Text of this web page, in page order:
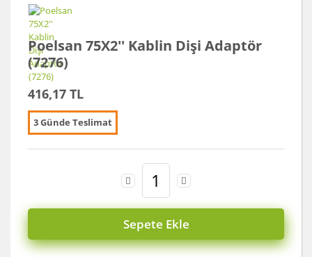
Poelsan 75X2'' Kablin Dişi Adaptör
(7276)
416,17 TL
3 Günde Teslimat
Sepete Ekle